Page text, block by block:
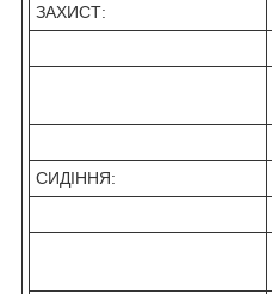
ЗАХИСТ:
СИДІННЯ: